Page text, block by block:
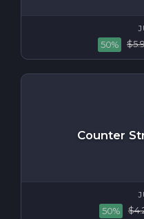
50%
Counter
50%